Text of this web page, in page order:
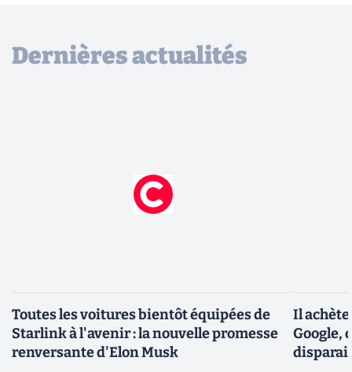
Dernières actualités
Toutes les voitures bientôt équipées de
Starlink à l'avenir : la nouvelle promesse
renversante d'Elon Musk
Il
Google,